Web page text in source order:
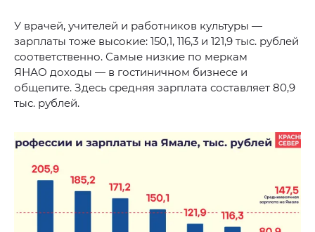
У врачей, учителей и работников культуры —
зарплаты тоже высокие: 150,1, 116,3 и 121,9 тыс. рублей
соответственно. Самые низкие по меркам
ЯНАО доходы — в гостиничном бизнесе и
общепите. Здесь средняя зарплата составляет 80,9
тыс. рублей.